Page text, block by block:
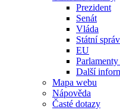
Prezident
Senát
Vláda
Státní
EU
Další
Mapa webu
Nápověda
Časté dotazy